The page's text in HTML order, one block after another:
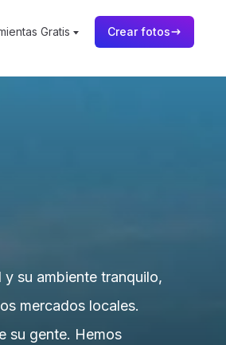
Gratis Crear fotos
su ambiente tranquilo,
mercados locales.
su gente. Hemos